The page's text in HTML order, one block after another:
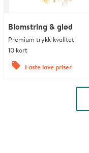
Blomstring & glød
Premium trykk-kvalitet
10 kort
offers Faste lave priser